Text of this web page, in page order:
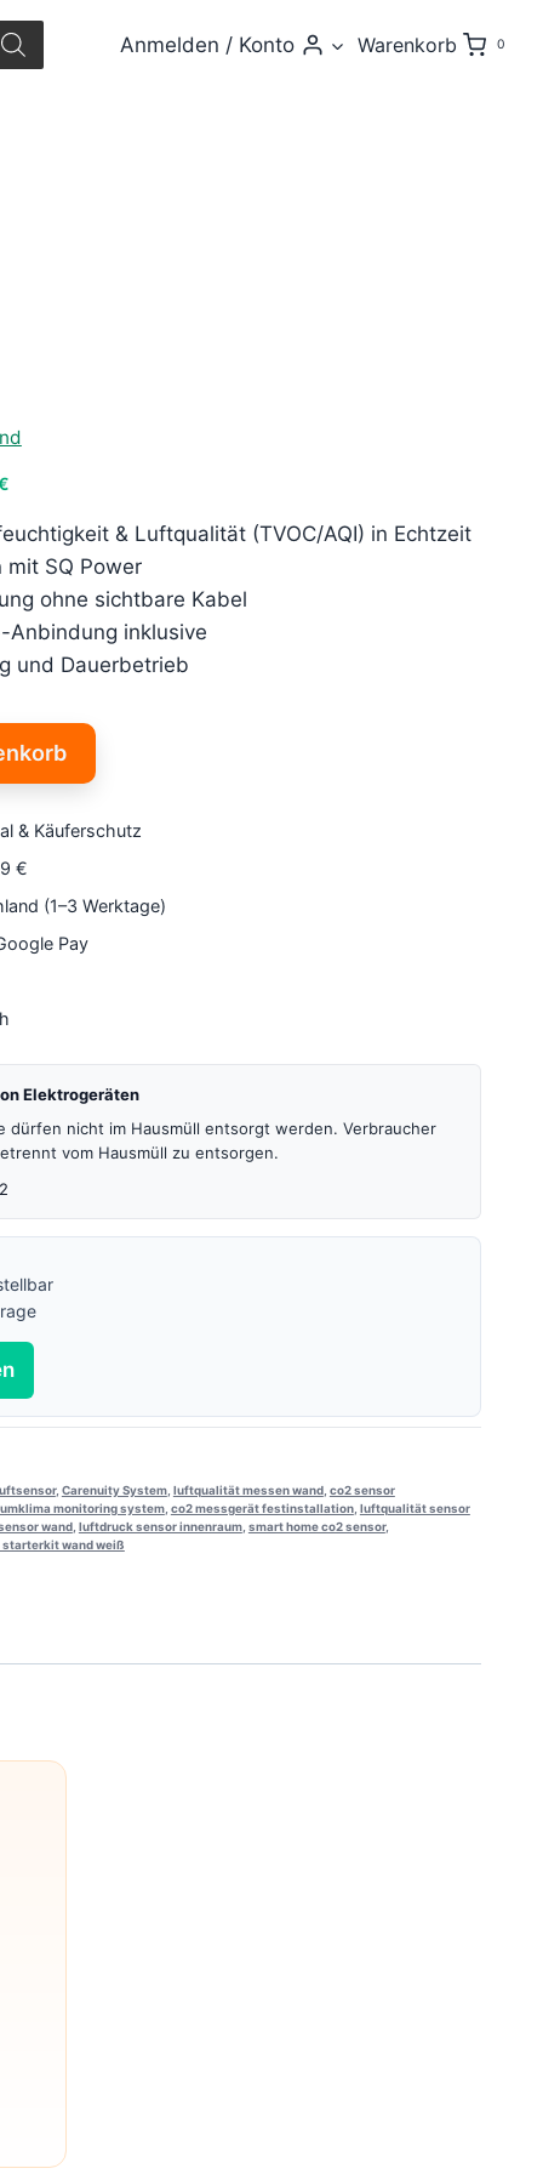
Anmelden / Konto Warenkorb 0
€.
& Luftqualität (TVOC/AQI) in Echtzeit
SQ Power
ohne sichtbare Kabel
inklusive
und Dauerbetrieb
& Käuferschutz
€
(1–3 Werktage)
Pay
Elektrogeräten
dürfen nicht im Hausmüll entsorgt werden. Verbraucher
vom Hausmüll zu entsorgen.
, Carenuity System, luftqualität messen wand, co2 sensor
monitoring system, co2 messgerät festinstallation, luftqualität sensor
wand, luftdruck sensor innenraum, smart home co2 sensor,
wand weiß